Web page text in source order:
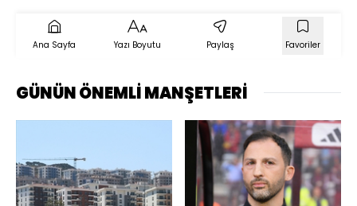
Ana Sayfa Yazı Boyutu Paylaş Favoriler
GÜNÜN ÖNEMLİ MANŞETLERİ